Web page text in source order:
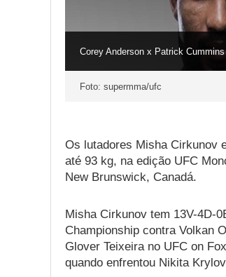
Corey Anderson x Patrick Cummins
Foto: supermma/ufc
Os lutadores Misha Cirkunov
até 93 kg, na edição UFC
New Brunswick, Canadá.
Misha Cirkunov tem 13V-4D-
Championship contra Volkan
Glover Teixeira no UFC on
quando enfrentou Nikita